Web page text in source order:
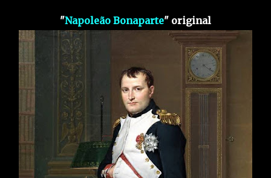
"Napoleão Bonaparte" original